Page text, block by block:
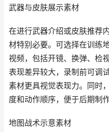
武器与皮肤展示素材
在进行武器介绍或皮肤推荐
材特别必要。可选择在训练
视频，包括开镜、换弹、检
表现差异较大，录制前可调
素材更具视觉表现力。同时
度和动作顺序，便于后期制
地图战术示意素材